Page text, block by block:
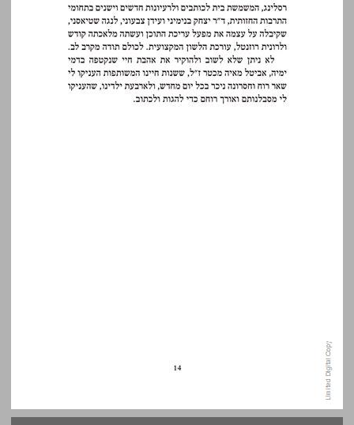
1 כלא המטפורות: מבט פילוסופי על הדימוי ... 15